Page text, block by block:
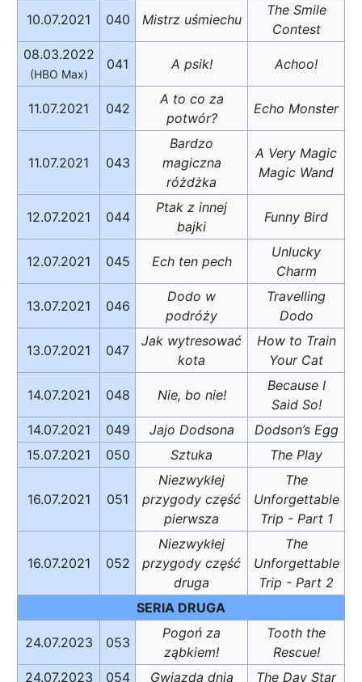
10.07.2021 040 Mistrz uśmiechu
The Smile
Contest
08.03.2022
(HBO Max)
041 A psik! Achoo!
11.07.2021 042
A to co za
potwór?
Echo Monster
11.07.2021 043
Bardzo
magiczna
różdżka
A Very Magic
Magic Wand
12.07.2021 044
Ptak z innej
bajki
Funny Bird
12.07.2021 045 Ech ten pech
Unlucky
Charm
13.07.2021 046
Dodo w
podróży
Travelling
Dodo
13.07.2021 047
Jak wytresować
kota
How to Train
Your Cat
14.07.2021 048 Nie, bo nie!
Because I
Said So!
14.07.2021
049 Jajo Dodsona
Dodson’s Egg
15.07.2021
050 Sztuka The Play
16.07.2021 051
Niezwykłej
przygody część
pierwsza
The
Unforgettable
Trip - Part 1
16.07.2021 052
Niezwykłej
przygody część
druga
The
Unforgettable
Trip - Part 2
SERIA DRUGA
24.07.2023 053
Pogoń za
ząbkiem!
Tooth the
Rescue!
24.07.2023
054 Gwiazda dnia The Day Star